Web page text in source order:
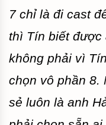
7 chỉ là đi cast
thì Tín biết được
không phải vì
chọn vô phần 8.
sẻ luôn là anh